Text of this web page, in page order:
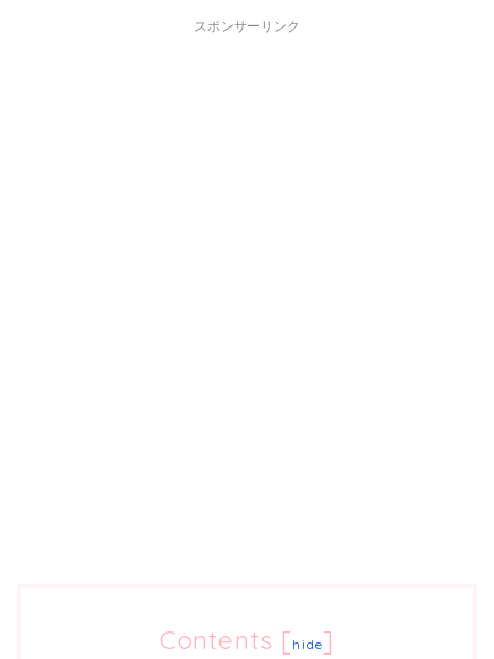
スポンサーリンク
Contents [ hide]